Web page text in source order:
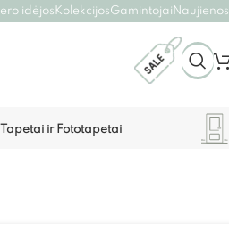
idėjos KolekcijosGamintojai Naujienos
Tapetai ir Fototapetai